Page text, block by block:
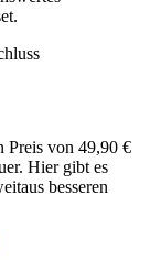
Preis von 49,90 €
Hier gibt es
besseren